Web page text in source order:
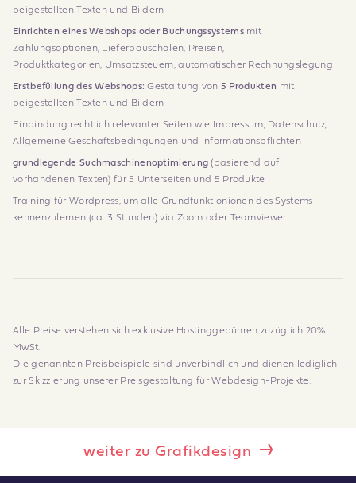
beigestellten Texten und Bildern
Einrichten eines Webshops oder Buchungssystemsmit
Zahlungsoptionen, Lieferpauschalen, Preisen,
Produktkategorien, Umsatzsteuern, automatischer Rechnungslegung
Erstbefüllung des Webshops: Gestaltung von 5 Produkten mit
beigestellten Texten und Bildern
Einbindung rechtlich relevanter Seiten wie Impressum, Datenschutz,
Allgemeine Geschäftsbedingungen und Informationspflichten
grundlegende Suchmaschinenoptimierung (basierend auf
vorhandenen Texten) für 5 Unterseiten und 5 Produkte
Training für Wordpress, um alle Grundfunktionionen des Systems
kennenzulernen (ca. 3 Stunden) via Zoom oder Teamviewer
Alle Preise verstehen sich exklusive Hostinggebühren zuzüglich 20%
MwSt.
Die genannten Preisbeispiele sind unverbindlich und dienen lediglich
zur Skizzierung unserer Preisgestaltung für Webdesign-Projekte.
weiter zu Grafikdesign